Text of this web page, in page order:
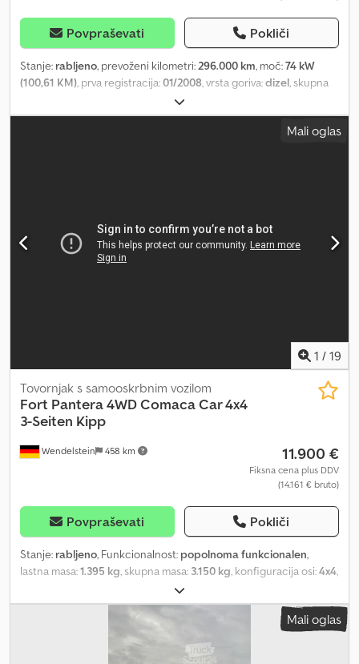
Povpraševati Pokliči
Stanje: rabljeno, prevoženi kilometri:296.000 km, moč:74 kW
(100,61 KM), prva registracija:01/2008, vrsta goriva:dizel, skupna
, vrsta prenosa:
razred:Euro 6, število sedežev:7, dolžina tovornega prostora:
pridržuje pravico do sprememb, možnost napak ni izključena.
Mali oglas
1 / 19
Wendelstein 458 km
Tovornjak s samooskrbnim vozilom
Fort Pantera 4WD Comaca Car 4x4
3-Seiten Kipp
11.900 €
Fiksna cena plus DDV
(14.161 € bruto)
Povpraševati Pokliči
Stanje: rabljeno, Funkcionalnost: popolnoma funkcionalen,
lastna masa:1.395 kg, skupna masa: 3.150 kg, konfiguracija osi:4x4,
, število sedežev:
obratovalne ure:2.849 h, Oprema:kabina, pogon na vsa štiri
, Kiper: + Fort + Pantera L24A + priklopljiv
štirikolesni pogon + reduktor + Prva registracija: 14.11.2011 + 2.884
delovnih ur + Lombardini 4-valjni dizel, tip LDW1404 + 38KM;
Mali oglas